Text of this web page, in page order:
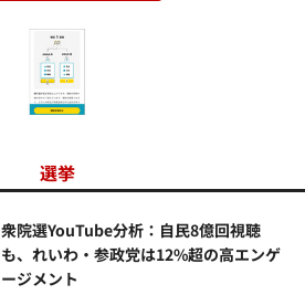
選挙
衆院選YouTube分析：自民8億回視聴
も、れいわ・参政党は12%超の高エンゲ
ージメント